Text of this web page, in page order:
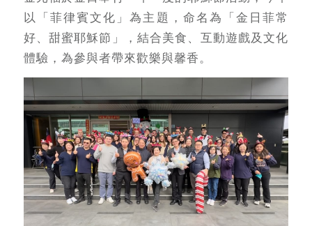
以「菲律賓文化」為主題，命名為「金日菲常
好、甜蜜耶穌節」，結合美食、互動遊戲及文化
體驗，為參與者帶來歡樂與馨香。